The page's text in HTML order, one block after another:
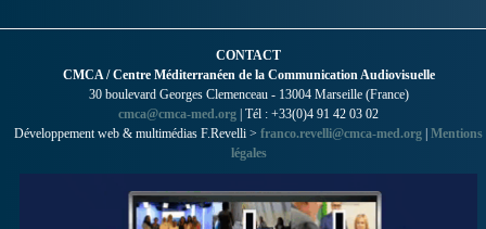
CONTACT
CMCA / Centre Méditerranéen de la Communication Audiovisuelle
30 boulevard Georges Clemenceau - 13004 Marseille (France)
cmca@cmca-med.org | Tél : +33(0)4 91 42 03 02
Développement web & multimédias F.Revelli > franco.revelli@cmca-med.org | Mentions
légales